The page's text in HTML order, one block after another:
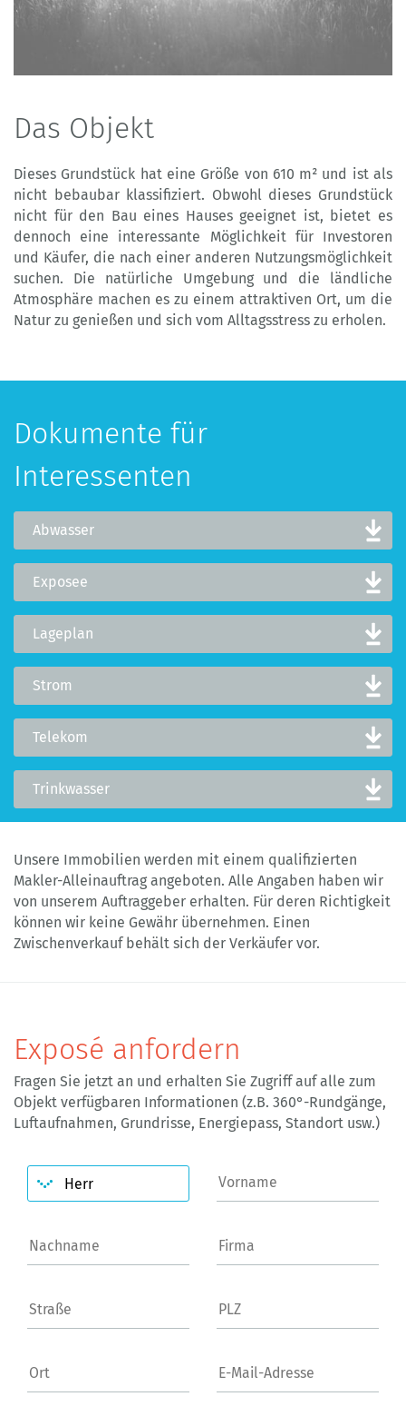
Das Objekt
Dieses Grundstück hat eine Größe von 610 m² und ist als
nicht bebaubar klassifiziert. Obwohl dieses Grundstück
nicht für den Bau eines Hauses geeignet ist, bietet es
dennoch eine interessante Möglichkeit für Investoren
und Käufer, die nach einer anderen Nutzungsmöglichkeit
suchen. Die natürliche Umgebung und die ländliche
Atmosphäre machen es zu einem attraktiven Ort, um die
Natur zu genießen und sich vom Alltagsstress zu erholen.
Dokumente für
Interessenten
Abwasser
Exposee
Lageplan
Strom
Telekom
Trinkwasser
Unsere Immobilien werden mit einem qualifizierten
Makler-Alleinauftrag angeboten. Alle Angaben haben wir
von unserem Auftraggeber erhalten. Für deren Richtigkeit
können wir keine Gewähr übernehmen. Einen
Zwischenverkauf behält sich der Verkäufer vor.
Exposé anfordern
Fragen Sie jetzt an und erhalten Sie Zugriff auf alle zum
Objekt verfügbaren Informationen (z.B. 360°-Rundgänge,
Luftaufnahmen, Grundrisse, Energiepass, Standort usw.)